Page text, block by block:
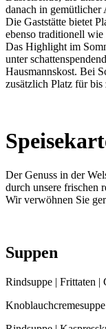
danach in gemütlicher
Die Gaststätte bietet
ebenso traditionell
Das Highlight im
unter
Hausmannskost. Bei
zusätzlich Platz für bis
Der Genuss in der
durch unsere frischen
Wir verwöhnen Sie
Suppen
Rindsuppe | Frittaten |